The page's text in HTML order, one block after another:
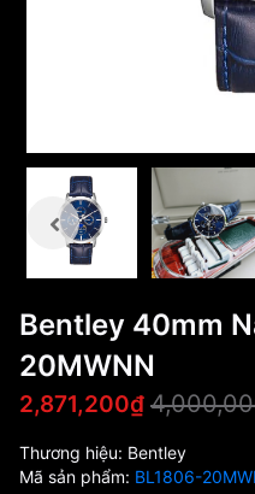
Bentley 40mm
20MWNN
2,871,200₫
Thương hiệu: Bentley
Mã sản phẩm: BL1806-